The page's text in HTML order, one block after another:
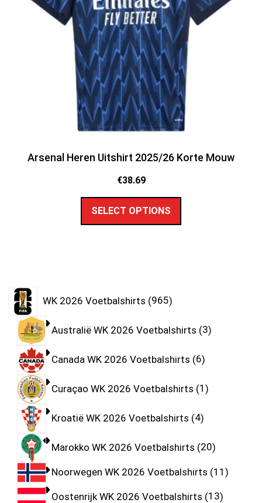
Arsenal Heren Uitshirt 2025/26 Korte Mouw
€38.69
SELECT OPTIONS
WK 2026 Voetbalshirts 965
Australië WK 2026 Voetbalshirts 3
Canada WK 2026 Voetbalshirts 6
Curaçao WK 2026 Voetbalshirts 1
Kroatië WK 2026 Voetbalshirts 4
Marokko WK 2026 Voetbalshirts 20
Noorwegen WK 2026 Voetbalshirts 11
Oostenrijk WK 2026 Voetbalshirts 13